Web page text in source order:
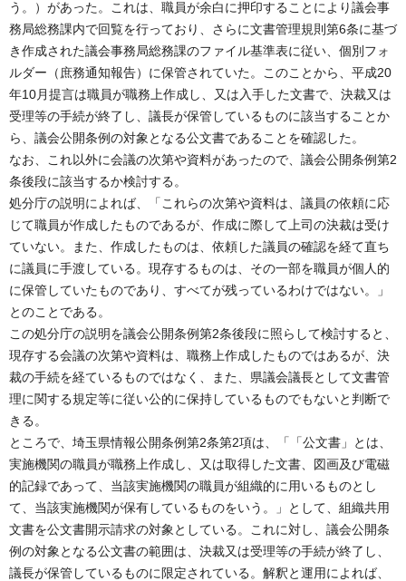
う。）があった。これは、職員が余白に押印することにより議会事
務局総務課内で回覧を行っており、さらに文書管理規則第6条に基づ
き作成された議会事務局総務課のファイル基準表に従い、個別フォ
ルダー（庶務通知報告）に保管されていた。このことから、平成20
年10月提言は職員が職務上作成し、又は入手した文書で、決裁又は
受理等の手続が終了し、議長が保管しているものに該当することか
ら、議会公開条例の対象となる公文書であることを確認した。
なお、これ以外に会議の次第や資料があったので、議会公開条例第2
条後段に該当するか検討する。
処分庁の説明によれば、「これらの次第や資料は、議員の依頼に応
じて職員が作成したものであるが、作成に際して上司の決裁は受け
ていない。また、作成したものは、依頼した議員の確認を経て直ち
に議員に手渡している。現存するものは、その一部を職員が個人的
に保管していたものであり、すべてが残っているわけではない。」
とのことである。
この処分庁の説明を議会公開条例第2条後段に照らして検討すると、
現存する会議の次第や資料は、職務上作成したものではあるが、決
裁の手続を経ているものではなく、また、県議会議長として文書管
理に関する規定等に従い公的に保持しているものでもないと判断で
きる。
ところで、埼玉県情報公開条例第2条第2項は、「「公文書」とは、
実施機関の職員が職務上作成し、又は取得した文書、図画及び電磁
的記録であって、当該実施機関の職員が組織的に用いるものとし
て、当該実施機関が保有しているものをいう。」として、組織共用
文書を公文書開示請求の対象としている。これに対し、議会公開条
例の対象となる公文書の範囲は、決裁又は受理等の手続が終了し、
議長が保管しているものに限定されている。解釈と運用によれば、